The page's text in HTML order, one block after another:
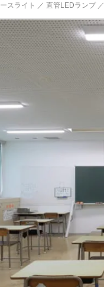
スライト ／ 直管LEDランプ